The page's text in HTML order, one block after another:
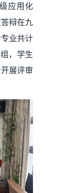
应用化
辩在九
业共计
，学生
展评审